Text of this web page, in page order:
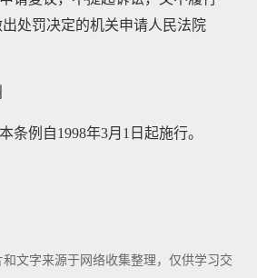
处罚决定的机关申请人民法院
条例自1998年3月1日起施行。
文字来源于网络收集整理，仅供学习交